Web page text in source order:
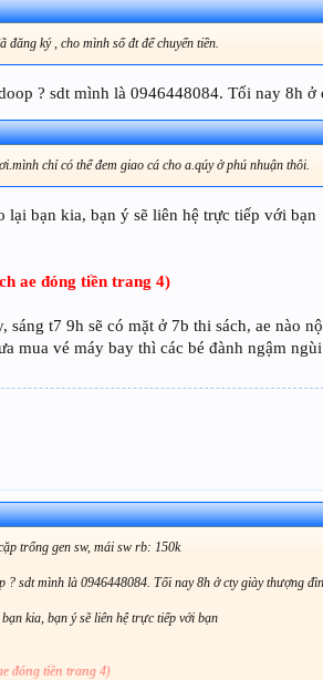
ký , cho mình số đt để chuyển tiền.
? sdt mình là 0946448084. Tối nay 8h
chỉ có thể đem giao cá cho a.qúy ở phú nhuận thôi.
lại bạn kia, bạn ý sẽ liên hệ trực tiếp với bạn
ae đóng tiền trang 4)
sáng t7 9h sẽ có mặt ở 7b thi sách, ae
mua vé máy bay thì các bé đành ngậm
trống gen sw, mái sw rb: 150k
? sdt mình là 0946448084. Tối nay 8h ở cty giày thượng
kia, bạn ý sẽ liên hệ trực tiếp với bạn
đóng tiền trang 4)